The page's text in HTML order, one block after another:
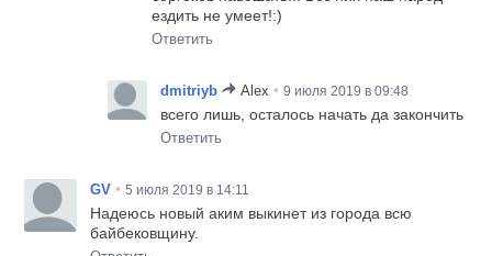
ездить не умеет!:)
Ответить
dmitriyb Alex • 9 июля 2019 в 09:48
всего лишь, осталось начать да закончить
Ответить
GV • 5 июля 2019 в 14:11
Надеюсь новый аким выкинет из города всю
байбековщину.